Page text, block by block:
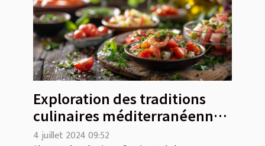
Exploration des traditions
culinaires méditerranéennes
dans une brasserie moderne
4 juillet 2024 09:52